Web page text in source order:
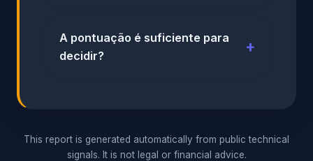
A pontuação é suficiente para
decidir?
This report is generated automatically from public technical
signals. It is not legal or financial advice.